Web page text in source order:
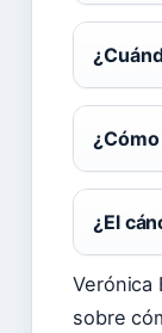
¿El
Verónica
sobre